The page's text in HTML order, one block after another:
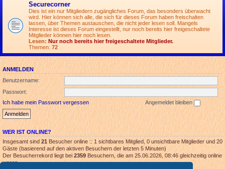
Securecorner
Dies ist ein nur Mitgliedern zugängliches Forum, das besonders überwacht
wird. Hier können sich alle, die sich für dieses Forum haben freischalten
lassen, über Themen austauschen, die nicht jeder lesen soll. Mangels
Interesse ist dieses Forum eingestellt, nur noch bereits hier freigeschaltete
Mitglieder können hier noch lesen.
Lesen: Nur noch bereits hier freigeschaltete Mitglieder.
Themen: 72
ANMELDEN
Benutzername:
Passwort:
Ich habe mein Passwort vergessen
Angemeldet bleiben
WER IST ONLINE?
Insgesamt sind21Besucher online :: 1 sichtbares Mitglied, 0 unsichtbare Mitglieder und 20
Gäste (basierend auf den aktiven Besuchern der letzten 5 Minuten)
Der Besucherrekord liegt bei2359Besuchern, die am 25.06.2026, 08:46 gleichzeitig online
waren.